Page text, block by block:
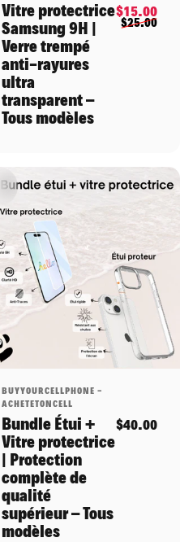
Vitre protectrice
Samsung 9H |
Verre trempé
anti-rayures
ultra
transparent –
Tous modèles
$15.00
$25.00
Distributeur:
BUYYOURCELLPHONE -
ACHETETONCELL
Bundle Étui +
Vitre protectrice
| Protection
complète de
qualité
supérieur – Tous
modèles
$40.00